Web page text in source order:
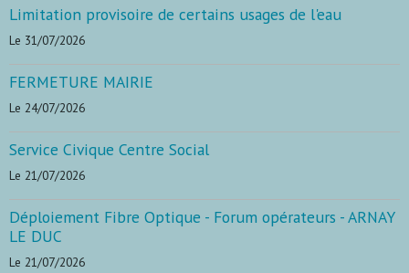
Limitation provisoire de certains usages de l'eau
Le 31/07/2026
FERMETURE MAIRIE
Le 24/07/2026
Service Civique Centre Social
Le 21/07/2026
Déploiement Fibre Optique - Forum opérateurs - ARNAY
LE DUC
Le 21/07/2026